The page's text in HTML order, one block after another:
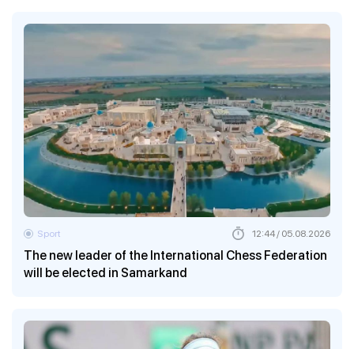
The new leader of the International Chess Federation
will be elected in Samarkand
Sport 12:44 / 05.08.2026